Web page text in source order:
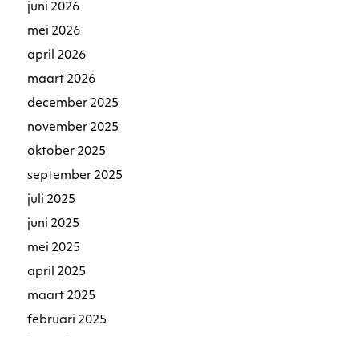
juni 2026
mei 2026
april 2026
maart 2026
december 2025
november 2025
oktober 2025
september 2025
juli 2025
juni 2025
mei 2025
april 2025
maart 2025
februari 2025